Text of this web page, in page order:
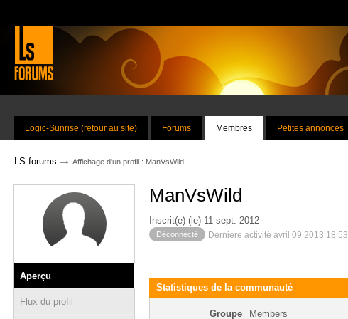
Logic-Sunrise (retour au site) Forums Membres Petites annonces
LS forums → Affichage d'un profil : ManVsWild
Aperçu
Flux du profil
ManVsWild
Inscrit(e) (le) 11 sept. 2012
Déconnecté Dernière activité avril 09 2013 18:53
Statistiques de la communauté
Groupe Members